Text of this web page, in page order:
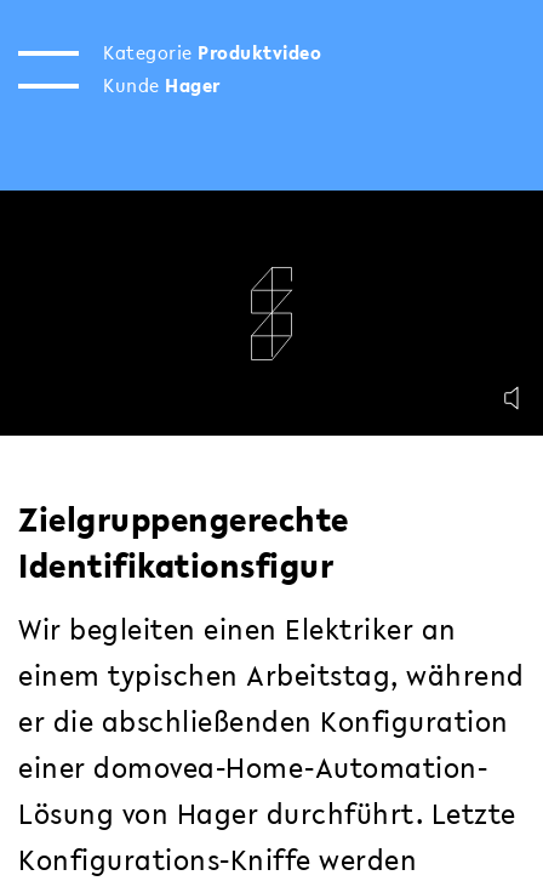
Kategorie Produktvideo
Kunde Hager
Zielgruppengerechte
Identifikationsfigur
Wir begleiten einen Elektriker an
einem typischen Arbeitstag, während
er die abschließenden Konfiguration
einer domovea-Home-Automation-
Lösung von Hager durchführt. Letzte
Konfigurations-Kniffe werden